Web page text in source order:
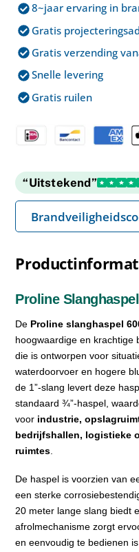
–
1”
aantal
8~jaar ervaring in
Gratis
Gratis verzending
Snelle levering
Gratis ruilen
“Uitstekend”
Proline
De Proline slanghaspel
hoogwaardige en krachtige
die is ontworpen voor
waterdoorvoer en hogere
de 1”-slang levert deze
standaard ¾”-haspel,
voor industrie,
bedrijfshallen, logistieke
ruimtes.
De haspel is voorzien van
een sterke
20 meter lange slang biedt
afrolmechanisme zorgt
en eenvoudig te bedienen